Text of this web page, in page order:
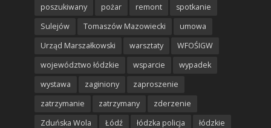
poszukiwany
pożar remont
spotkanie
Sulejów
Tomaszów Mazowiecki
umowa
Urząd Marszałkowski
warsztaty
WFOŚIGW
województwo łódzkie
wsparcie
wypadek
wystawa
zaginiony
zaproszenie
zatrzymanie
zatrzymany
zderzenie
Zduńska Wola
Łódź łódzka policja łódzkie